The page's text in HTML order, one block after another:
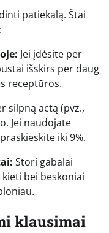
patiekalą. Štai
Jei įdėsite per
išskirs per daug
receptūros.
silpną actą (pvz.,
Jei naudojate
iki 9%.
Stori gabalai
bei beskoniai
klausimai